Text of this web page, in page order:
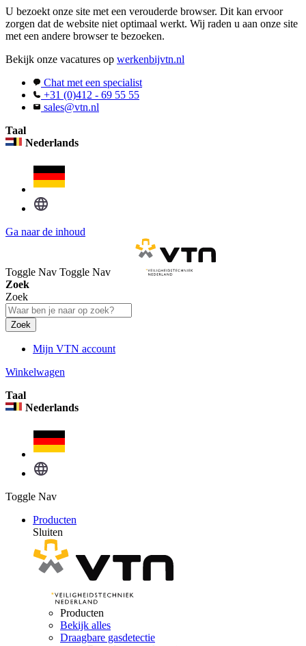
U bezoekt onze site met een verouderde browser. Dit kan ervoor
zorgen dat de website niet optimaal werkt. Wij raden u aan onze site
met een andere browser te bezoeken.
Bekijk onze vacatures op werkenbijvtn.nl
Chat met een specialist
+31 (0)412 - 69 55 55
sales@vtn.nl
Taal
Nederlands
Ga naar de inhoud
Toggle Nav Toggle Nav
Zoek
Zoek
Zoek
Mijn VTN account
Winkelwagen
Taal
Nederlands
Toggle Nav
Producten
Sluiten
Producten
Bekijk alles
Draagbare gasdetectie